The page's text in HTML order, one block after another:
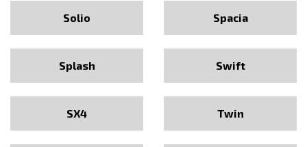
Solio Spacia
Splash Swift
SX4 Twin